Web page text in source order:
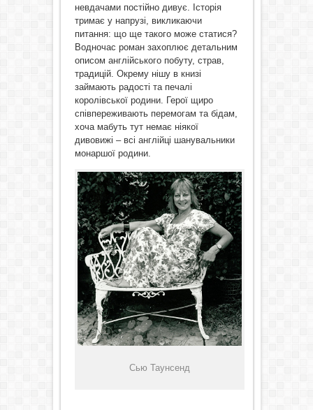
невдачами постійно дивує. Історія
тримає у напрузі, викликаючи
питання: що ще такого може статися?
Водночас роман захоплює детальним
описом англійського побуту, страв,
традицій. Окрему нішу в книзі
займають радості та печалі
королівської родини. Герої щиро
співпереживають перемогам та бідам,
хоча мабуть тут немає ніякої
дивовижі – всі англійці шанувальники
монаршої родини.
Сью Таунсенд